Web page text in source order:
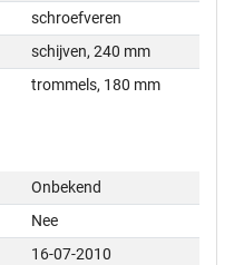
schroefveren
schijven, 240 mm
trommels, 180 mm
Onbekend
Nee
16-07-2010